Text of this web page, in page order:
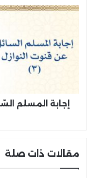
إجابة المسلم
مقالات ذات صلة